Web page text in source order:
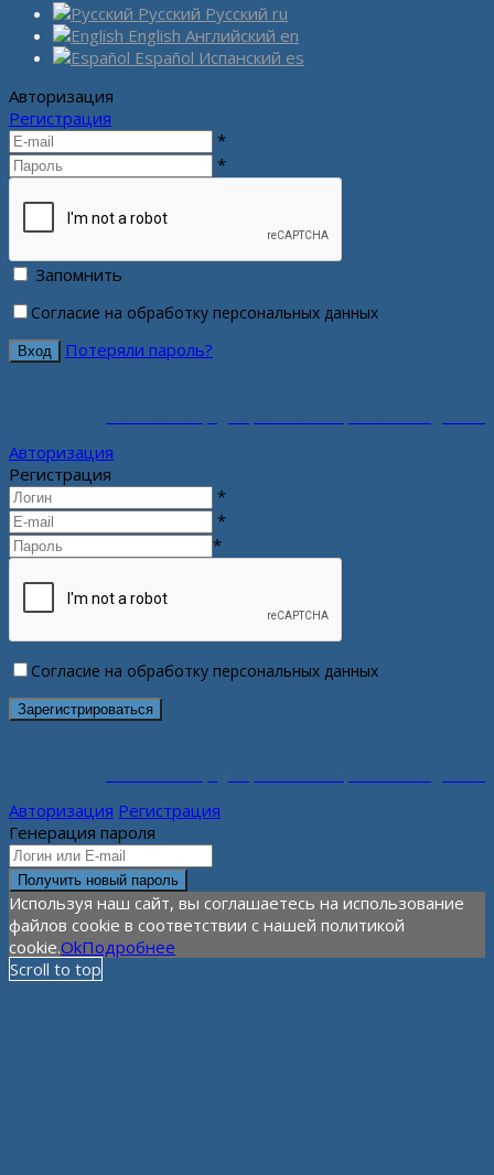
Русский Русский ru
English Английский en
Español Испанский es
Авторизация
Регистрация
*
*
Запомнить
Согласие на обработку персональных данных
Потеряли пароль?
Авторизация
Регистрация
*
*
*
Согласие на обработку персональных данных
Авторизация Регистрация
Генерация пароля
Используя наш сайт, вы соглашаетесь на использование
файлов cookie в соответствии с нашей политикой
cookie.OkПодробнее
Scroll to top